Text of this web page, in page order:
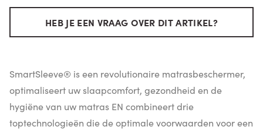
HEB JE EEN VRAAG OVER DIT ARTIKEL?
SmartSleeve® is een revolutionaire matrasbeschermer,
optimaliseert uw slaapcomfort, gezondheid en de
hygiëne van uw matras EN combineert drie
toptechnologieën die de optimale voorwaarden voor een